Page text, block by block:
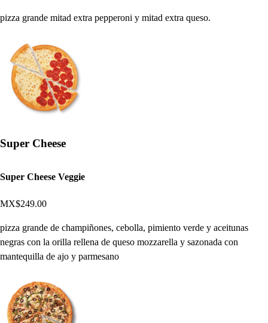
pizza grande mitad extra pepperoni y mitad extra queso.
Super Cheese
Super Cheese Veggie
MX$249.00
pizza grande de champiñones, cebolla, pimiento verde y aceitunas
negras con la orilla rellena de queso mozzarella y sazonada con
mantequilla de ajo y parmesano